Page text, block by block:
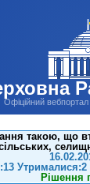
Офіційний
такою, що
Рішення